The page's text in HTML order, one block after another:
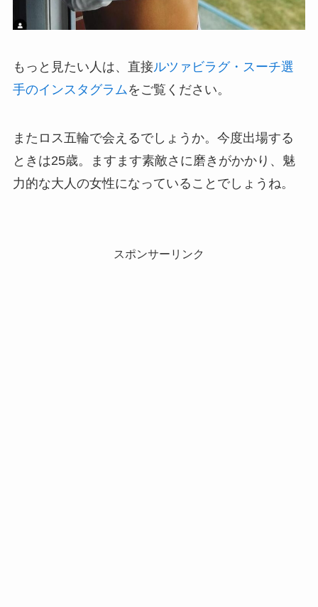
もっと見たい人は、直接ルツァビラグ・スーチ選
手のインスタグラム をご覧ください。
またロス五輪で会えるでしょうか。今度出場する
ときは25歳。ますます素敵さに磨きがかかり、魅
力的な大人の女性になっていることでしょうね。
スポンサーリンク